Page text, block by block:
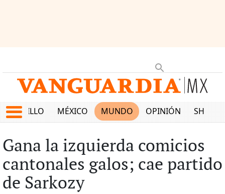
SALTILLO MÉXICO MUNDO OPINIÓN SHOW
Gana la izquierda comicios
cantonales galos; cae partido
de Sarkozy